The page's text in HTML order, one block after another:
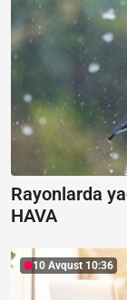
Rayonlarda
HAVA
10 Avqust 10:36